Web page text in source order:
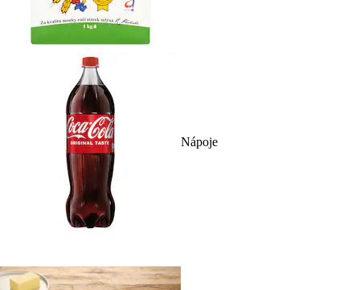
Nápoje